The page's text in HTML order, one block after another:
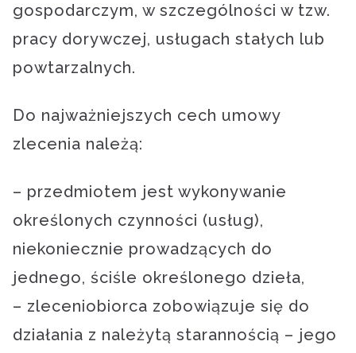
gospodarczym, w szczególności w tzw.
pracy dorywczej, usługach stałych lub
powtarzalnych.
Do najważniejszych cech umowy
zlecenia należą:
– przedmiotem jest wykonywanie
określonych czynności (usług),
niekoniecznie prowadzących do
jednego, ściśle określonego dzieła,
– zleceniobiorca zobowiązuje się do
działania z należytą starannością – jego